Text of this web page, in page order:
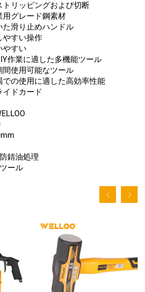
トリッピングおよび切断
用グレード鋼素材
た滑り止めハンドル
やすい操作
やすい
作業に適した多機能ツール
間使用可能なツール
での使用に適した高効率性能
イドカード
錆油処理
ール